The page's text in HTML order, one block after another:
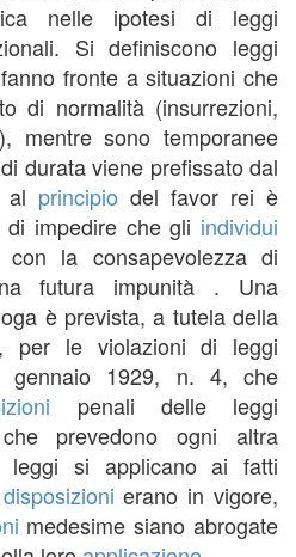
nelle ipotesi di leggi
Si definiscono leggi
fronte a situazioni che
di normalità (insurrezioni,
mentre sono temporanee
durata viene prefissato dal
al principio del favor rei è
impedire che gli individui
la consapevolezza di
futura impunità . Una
è prevista, a tutela della
per le violazioni di leggi
gennaio 1929, n. 4, che
penali delle leggi
prevedono ogni altra
leggi si applicano ai fatti
disposizioni erano in vigore,
medesime siano abrogate